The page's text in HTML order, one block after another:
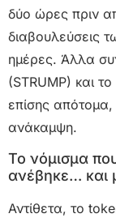
δύο ώρες πριν
διαβουλεύσεις
ημέρες. Άλλα
(STRUMP) και
επίσης
ανάκαμψη.
Το νόμισμα
ανέβηκε… και
Αντίθετα, το